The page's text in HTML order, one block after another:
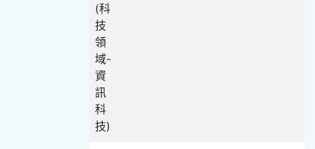
(科
技
領
域-
資
訊
科
技)